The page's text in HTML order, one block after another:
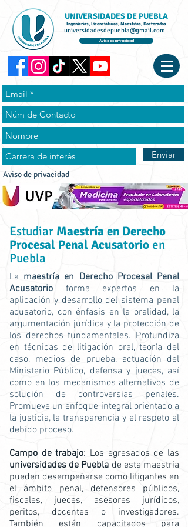
UNIVERSIDADES DE PUEBLA
Ingenierías, Licenciaturas, Maestrías, Doctorados
universidadesdepuebla@gmail.com
Aviso de privacidad
Enviar
Aviso de privacidad
Estudiar Maestría en Derecho
Procesal Penal Acusatorio en
Puebla
La maestría en Derecho Procesal Penal
Acusatorio forma expertos en la
aplicación y desarrollo del sistema penal
acusatorio, con énfasis en la oralidad, la
argumentación jurídica y la protección de
los derechos fundamentales. Profundiza
en técnicas de litigación oral, teoría del
caso, medios de prueba, actuación del
Ministerio Público, defensa y jueces, así
como en los mecanismos alternativos de
solución de controversias penales.
Promueve un enfoque integral orientado a
la justicia, la transparencia y el respeto al
debido proceso.
Campo de trabajo: Los egresados de las
universidades de Puebla de esta maestría
pueden desempeñarse como litigantes en
el ámbito penal, defensores públicos,
fiscales, jueces, asesores jurídicos,
peritos, docentes o investigadores.
También están capacitados para